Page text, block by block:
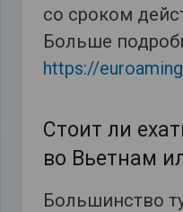
со сроком
Больше
https://
Стоит ли
во Вьетнам
Большинство